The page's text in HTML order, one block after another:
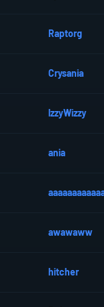
Raptorg
Crysania
lzzyWizzy
ania
awawaww
hitcher